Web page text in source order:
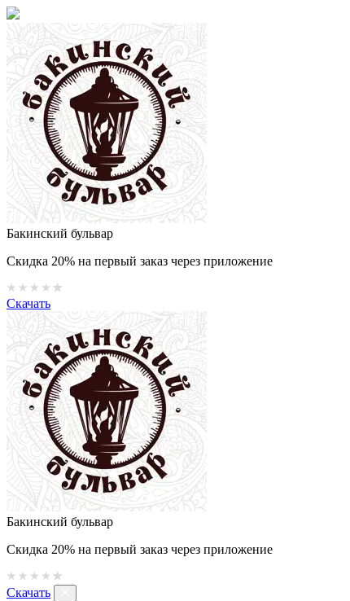
Бакинский бульвар
Скидка 20% на первый заказ через приложение
Скачать
Бакинский бульвар
Скидка 20% на первый заказ через приложение
Скачать